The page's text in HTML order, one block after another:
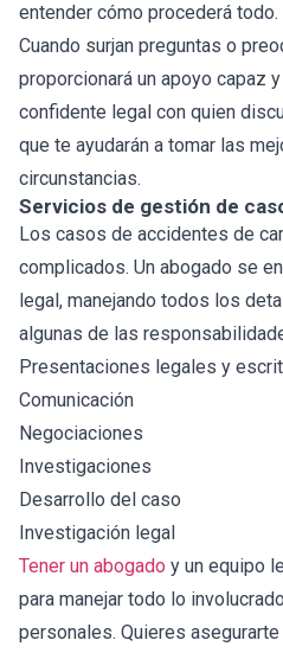
entender cómo procederá todo.
Cuando surjan preguntas o
proporcionará un apoyo capaz
confidente legal con quien
que te ayudarán a tomar las
circunstancias.
Servicios de gestión de
Los casos de accidentes de
complicados. Un abogado se
legal, manejando todos los
algunas de las
Presentaciones legales y
Comunicación
Negociaciones
Investigaciones
Desarrollo del caso
Investigación legal
Tener un abogado y un equipo
para manejar todo lo
personales. Quieres